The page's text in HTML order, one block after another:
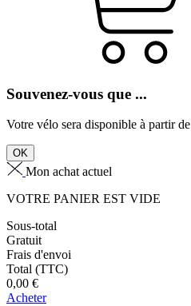
Souvenez-vous que ...
Votre vélo sera disponible à partir de
OK
Mon achat actuel
VOTRE PANIER EST VIDE
Sous-total
Gratuit
Frais d'envoi
Total (TTC)
0,00 €
Acheter